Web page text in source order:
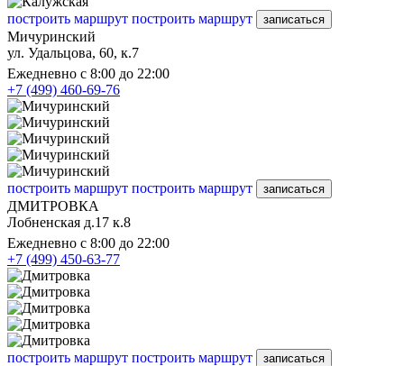
построить маршрут построить маршрут записаться
Мичуринский
ул. Удальцова, 60, к.7
Ежедневно с 8:00 до 22:00
+7 (499) 460-69-76
построить маршрут построить маршрут записаться
ДМИТРОВКА
Лобненская д.17 к.8
Ежедневно с 8:00 до 22:00
+7 (499) 450-63-77
построить маршрут построить маршрут записаться